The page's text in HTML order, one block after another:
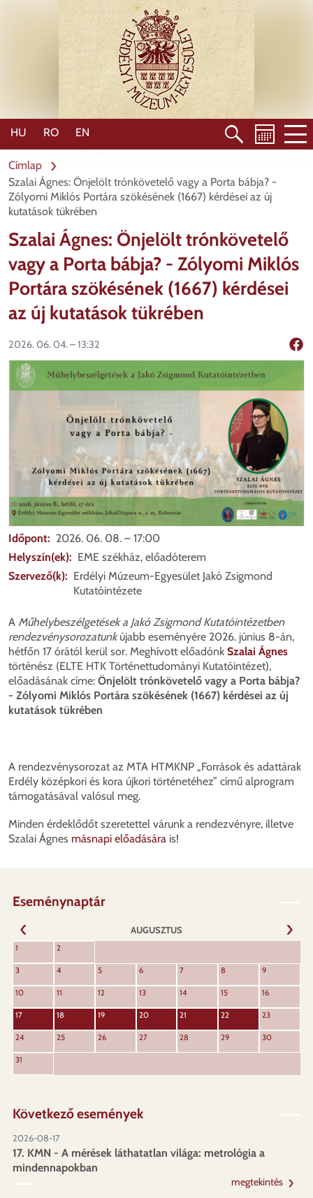
HU RO EN
Címlap
Szalai Ágnes: Önjelölt trónkövetelő vagy a Porta bábja? -
Zólyomi Miklós Portára szökésének (1667) kérdései az új
kutatások tükrében
Szalai Ágnes: Önjelölt trónkövetelő
vagy a Porta bábja? - Zólyomi Miklós
Portára szökésének (1667) kérdései
az új kutatások tükrében
2026. 06. 04. – 13:32
Időpont
2026. 06. 08. – 17:00
Helyszín(ek)
EME székház, előadóterem
Szervező(k)
Erdélyi Múzeum-Egyesület Jakó Zsigmond
Kutatóintézete
A Műhelybeszélgetések a Jakó Zsigmond Kutatóintézetben
rendezvénysorozatunkújabb eseményére 2026. június 8-án,
hétfőn 17 órától kerül sor. Meghívott előadónk Szalai Ágnes
történész (ELTE HTK Történettudományi Kutatóintézet),
előadásának címe: Önjelölt trónkövetelő vagy a Porta bábja?
- Zólyomi Miklós Portára szökésének (1667) kérdései az új
kutatások tükrében
A rendezvénysorozat az MTA HTMKNP „Források és adattárak
Erdély középkori és kora újkori történetéhez” című alprogram
támogatásával valósul meg.
Minden érdeklődőt szeretettel várunk a rendezvényre, illetve
Szalai Ágnes másnapi előadására is!
Eseménynaptár
ELŐZŐ
AUGUSZTUS
1 2
3 4 5 6 7 8 9
10 11 12 13 14 15 16
17 18 19 20 21 22 23
24 25 26 27 28 29 30
31
Következő események
2026-08-17
17. KMN - A mérések láthatatlan világa: metrológia a
mindennapokban
megtekintés